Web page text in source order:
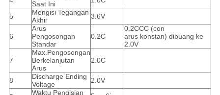
Saat Ini
5
Mengisi Tegangan
Akhir
3.6V
6
Arus
Pengosongan
Standar
0.2C
0.2CCC (con
arus konstan) dibuang ke
2.0V
7
Max.Pengosongan
Berkelanjutan
Arus
2.0C
8
Discharge Ending
Voltage
2.0V
Waktu Pengisian